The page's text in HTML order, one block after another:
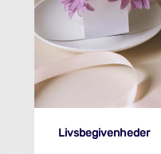
Livsbegivenheder